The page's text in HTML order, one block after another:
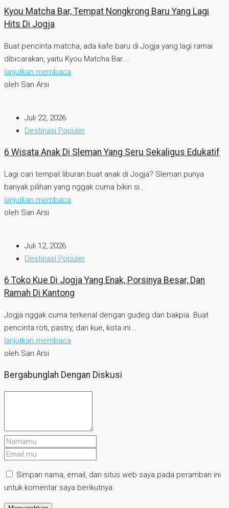
Kyou Matcha Bar, Tempat Nongkrong Baru Yang Lagi
Hits Di Jogja
Buat pencinta matcha, ada kafe baru di Jogja yang lagi ramai
dibicarakan, yaitu Kyou Matcha Bar....
lanjutkan membaca
oleh San Arsi
Juli 22, 2026
Destinasi Populer
6 Wisata Anak Di Sleman Yang Seru Sekaligus Edukatif
Lagi cari tempat liburan buat anak di Jogja? Sleman punya
banyak pilihan yang nggak cuma bikin si...
lanjutkan membaca
oleh San Arsi
Juli 12, 2026
Destinasi Populer
6 Toko Kue Di Jogja Yang Enak, Porsinya Besar, Dan
Ramah Di Kantong
Jogja nggak cuma terkenal dengan gudeg dan bakpia. Buat
pencinta roti, pastry, dan kue, kota ini...
lanjutkan membaca
oleh San Arsi
Bergabunglah Dengan Diskusi
Simpan nama, email, dan situs web saya pada peramban ini
untuk komentar saya berikutnya.